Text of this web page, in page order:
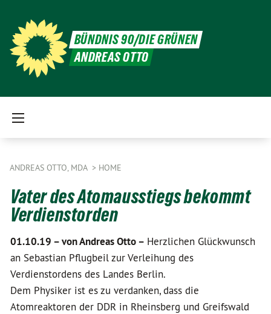
BÜNDNIS 90/DIE GRÜNEN
ANDREAS OTTO
ANDREAS OTTO, MDA HOME
Vater des Atomausstiegs bekommt
Verdienstorden
01.10.19 –von Andreas Otto – Herzlichen Glückwunsch
an Sebastian Pflugbeil zur Verleihung des
Verdienstordens des Landes Berlin.
Dem Physiker ist es zu verdanken, dass die
Atomreaktoren der DDR in Rheinsberg und Greifswald